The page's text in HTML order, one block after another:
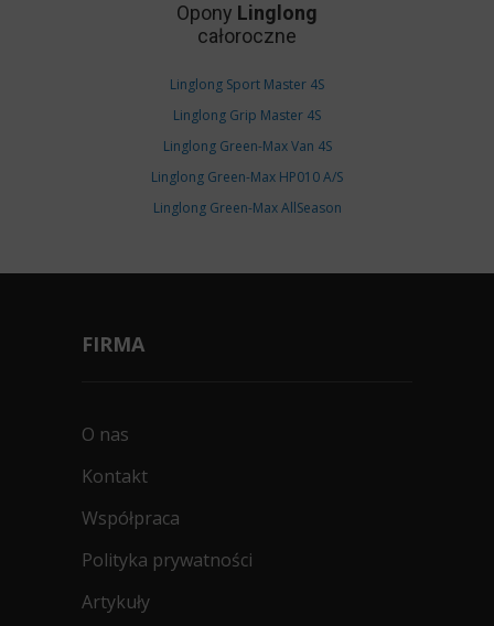
Opony Linglong
całoroczne
Linglong Sport Master 4S
Linglong Grip Master 4S
Linglong Green-Max Van 4S
Linglong Green-Max HP010 A/S
Linglong Green-Max AllSeason
FIRMA
O nas
Kontakt
Współpraca
Polityka prywatności
Artykuły